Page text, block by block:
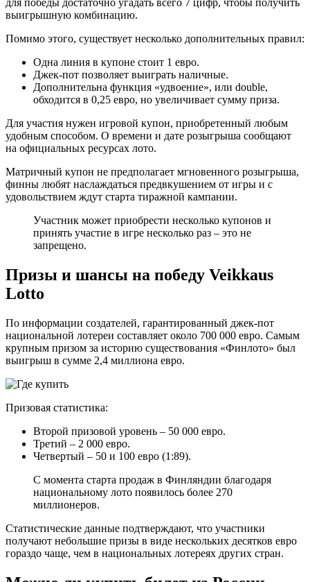
выигрышную комбинацию.
Помимо этого, существует несколько дополнительных правил:
Одна линия в купоне стоит 1 евро.
Джек-пот позволяет выиграть наличные.
Дополнительна функция «удвоение», или doublе,
обходится в 0,25 евро, но увеличивает сумму приза.
Для участия нужен игровой купон, приобретенный любым
удобным способом. О времени и дате розыгрыша сообщают
на официальных ресурсах лото.
Матричный купон не предполагает мгновенного розыгрыша,
финны любят наслаждаться предвкушением от игры и с
удовольствием ждут старта тиражной кампании.
Участник может приобрести несколько купонов и
принять участие в игре несколько раз – это не
запрещено.
Призы и шансы на победу Veikkaus
Lotto
По информации создателей, гарантированный джек-пот
национальной лотереи составляет около 700 000 евро. Самым
крупным призом за историю существования «Финлото» был
выигрыш в сумме 2,4 миллиона евро.
Призовая статистика:
Второй призовой уровень – 50 000 евро.
Третий – 2 000 евро.
Четвертый – 50 и 100 евро (1:89).
С момента старта продаж в Финляндии благодаря
национальному лото появилось более 270
миллионеров.
Статистические данные подтверждают, что участники
получают небольшие призы в виде нескольких десятков евро
гораздо чаще, чем в национальных лотереях других стран.